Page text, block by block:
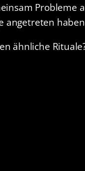
Probleme
angetreten
ähnliche